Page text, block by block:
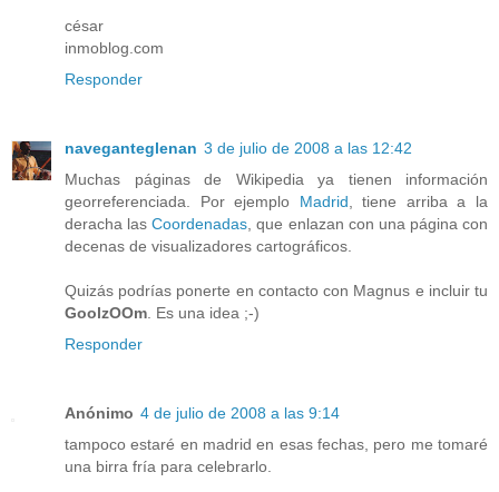
césar
inmoblog.com
Responder
naveganteglenan 3 de julio de 2008 a las 12:42
Muchas páginas de Wikipedia ya tienen información
georreferenciada. Por ejemplo Madrid , tiene arriba a la
deracha lasCoordenadas , que enlazan con una página con
decenas de visualizadores cartográficos.
Quizás podrías ponerte en contacto con Magnus e incluir tu
GoolzOOm . Es una idea ;-)
Responder
Anónimo 4 de julio de 2008 a las 9:14
tampoco estaré en madrid en esas fechas, pero me tomaré
una birra fría para celebrarlo.